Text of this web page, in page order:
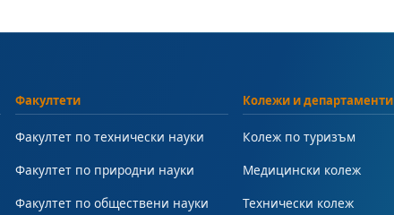
Факултети
Факултет по технически науки
Факултет по природни науки
Факултет по обществени науки
Колежи и департаменти
Колеж по туризъм
Медицински колеж
Технически колеж